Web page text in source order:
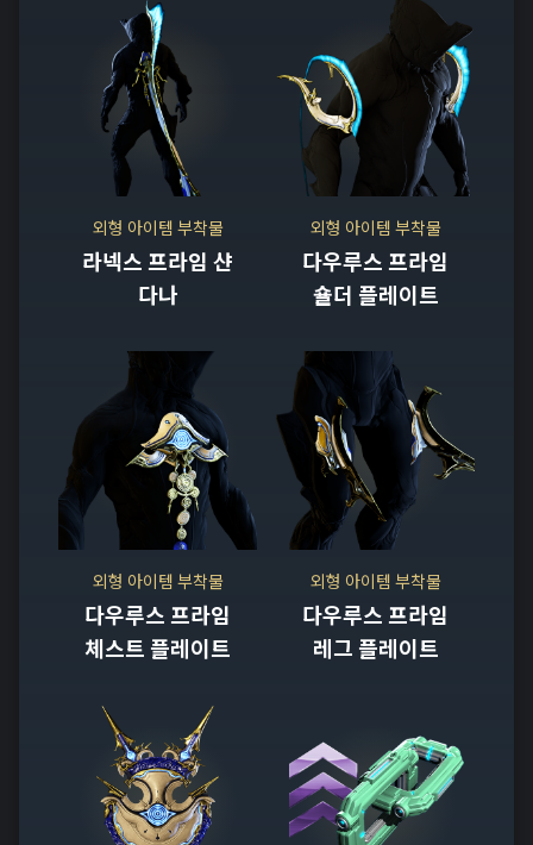
외형 아이템 부착물
라넥스 프라임 샨
다나
외형 아이템 부착물
다우루스 프라임
숄더 플레이트
외형 아이템 부착물
다우루스 프라임
체스트 플레이트
외형 아이템 부착물
다우루스 프라임
레그 플레이트